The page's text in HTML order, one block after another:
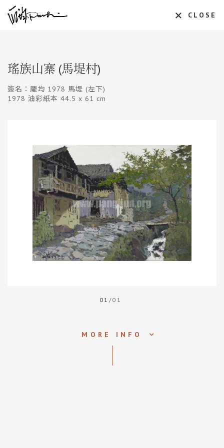
CLOSE
瑤族山寨 (馬堤村)
簽名：龎均 1978 馬堤 (左下)
1978 油彩紙本 44.5 x 61 cm
01 /01
MORE INFO